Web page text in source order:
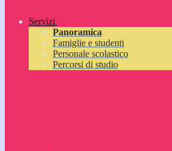
Servizi
Panoramica
Famiglie e studenti
Personale scolastico
Percorsi di studio